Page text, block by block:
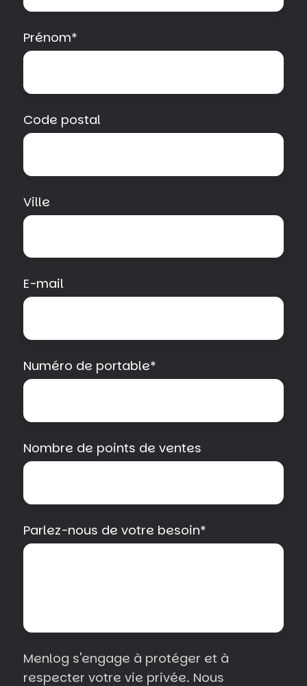
Prénom*
Code postal
Ville
E-mail
Numéro de portable*
Nombre de points de ventes
Parlez-nous de votre besoin*
Menlog s'engage à protéger et à
respecter votre vie privée. Nous